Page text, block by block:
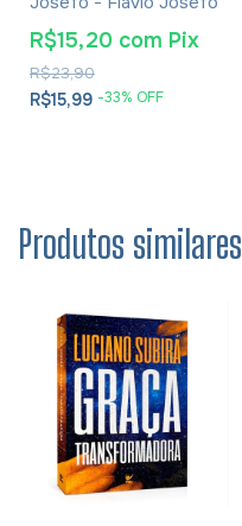
R$15,99 -33% OFF
R$23,90
R$15,20 com Pix
Produtos similares